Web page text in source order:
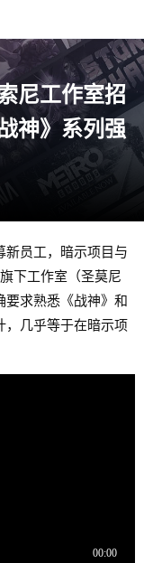
尼工作室招
神》系列强
新员工，暗示项目与
下工作室（圣莫尼
要求熟悉《战神》和
，几乎等于在暗示项